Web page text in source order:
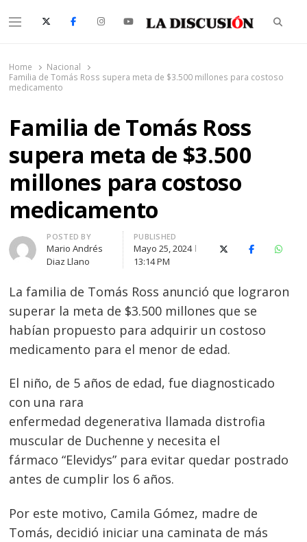
Menu
Home
Nacional
Familia de Tomás Ross supera meta de $3.500 millones para costoso
medicamento
Familia de Tomás Ross
supera meta de $3.500
millones para costoso
medicamento
Author
POSTED BY
Mario Andrés
Diaz Llano
PUBLISHED
Mayo 25, 2024
13:14 PM
X (Twitter)Facebook
La familia de Tomás Ross anunció que lograron
superar la meta de $3.500 millones que se
habían propuesto para adquirir un costoso
medicamento para el menor de edad.
El niño, de 5 años de edad, fue diagnosticado
con una rara
enfermedad degenerativa llamada distrofia
muscular de Duchenne y necesita el
fármaco “Elevidys” para evitar quedar postrado
antes de cumplir los 6 años.
Por este motivo, Camila Gómez, madre de
Tomás, decidió iniciar una caminata de más